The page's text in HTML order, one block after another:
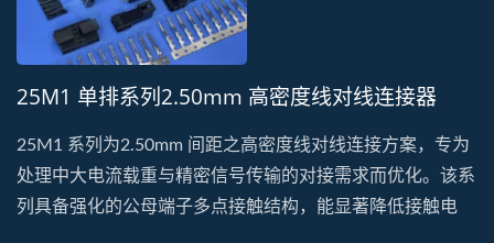
25M1 单排系列2.50mm 高密度线对线连接器
25M1 系列为2.50mm 间距之高密度线对线连接方案，专为
处理中大电流载重与精密信号传输的对接需求而优化。该系
列具备强化的公母端子多点接触结构，能显著降低接触电